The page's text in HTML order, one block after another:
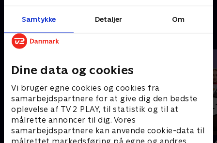
Samtykke Detaljer Om
Dine data og cookies
Vi bruger egne cookies og cookies fra
samarbejdspartnere for at give dig den bedste
oplevelse af TV 2 PLAY, til statistik og til at
målrette annoncer til dig. Vores
samarbejdspartnere kan anvende cookie-data til
Andre så også